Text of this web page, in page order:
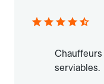
serviables.